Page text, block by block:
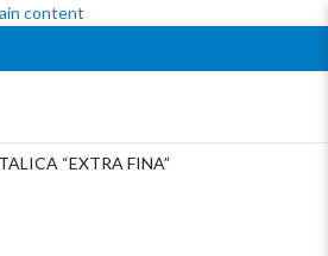
content
“EXTRA FINA”